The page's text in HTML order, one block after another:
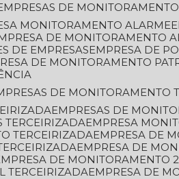
EMPRESAS DE
MONITORAMENTO ALARME
DE MONITORAMENTO
DE EMPRESAS
EMPRESA DE
DE MONITORAMENTO
DE MONITORAMENTO
EMPRESAS DE
TERCEIRIZADA
EMPRESA
TERCEIRIZADA
EMPRESA DE
EMPRESA DE
EMPRESA DE MONITORAMENTO
TERCEIRIZADA
EMPRESA DE